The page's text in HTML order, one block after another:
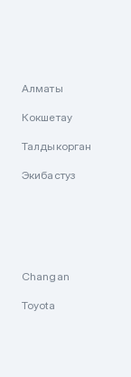
Алматы
Кокшетау
Талдыкорган
Экибастуз
Changan
Toyota